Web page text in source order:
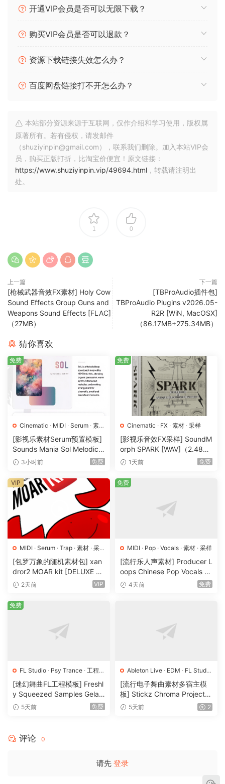
的现代陷阱音乐，这些吉他音色都能为你的作品增添一份专属
方式采样这些吉他乐句，还是将它们巧妙地叠加在你的作品
每一个乐句都蕴含着真实演奏的叙事力量——旨在你按下播放
免版税：
本产品中的所有循环乐段均为 100% 免版税，购买后即可用于
您的商业发行作品，无需支付任何隐藏费用。
请注意：此素材包包含 59 个吉他循环乐段及其对应的 177 个
• 59 个吉他循环乐段
• WAV 格式
• 每个乐段 8 小节
• 83-160 BPM
• 包含 177 个吉他分轨
• 兼容 PC/Mac
• 100% 免版税
chord you build, every melody you play, carries emotion.
But sometimes, you need that extra spark – the kind of
sound that makes a listener stop, feel, and remember your
song. That’s where ‘Elegantia’ comes in.
These Spanish guitar loops were performed with real
emotion and intention – not rushed, not generic. Every riff,
every melody was designed to make your productions feel
alive. Whether you’re producing a romantic pop record, an
these guitars add a touch of authentic beauty that makes
your music impossible to ignore.
But ‘Elegantia’ isn’t just about great sound – it’s about
creative flow. You don’t have to overthink melodies or fight
for inspiration anymore. Just drag in a loop, feel the
groove, and let your ideas evolve naturally. You’ll be
surprised how fast your creativity opens up when the right
emotion is built into the sound itself.
This collection is for the producers who care about
and connection. For those who believe music should feel
Use ‘Elegantia’ to craft tracks that resonate – not just with
your audience, but with you. Because when your sound
has soul, every listener feels it.
‘Elegantia’ captures the heart of Spanish guitar – where
Each loop was performed with soulful precision, giving you
开通VIP会员是否可以无限下载？
购买VIP会员是否可以退款？
资源下载链接失效怎么办？
百度网盘链接打不开怎么办？
本站部分资源来源于互联网，仅作介绍和学习使用，版权属
原著所有。若有侵权，请发邮件
（shuziyinpin@gmail.com），联系我们删除。加入本站VIP会
员，购买正版打折，比淘宝价便宜！原文链接：
https://www.shuziyinpin.vip/49694.html ，转载请注明出
处。
1 0
上一篇
[枪械武器音效FX素材] Holy Cow
Sound Effects Group Guns and
Weapons Sound Effects [FLAC]
（27MB）
下一篇
[TBProAudio插件包]
TBProAudio Plugins v2026.05-
R2R [WiN, MacOSX]
（86.17MB+275.34MB）
猜你喜欢
Cinematic · MIDI · Serum · 素材
· 采样·预置
[影视乐素材Serum预置模板]
Sounds Mania Sol Melodic
Deep [WAV, MiDi]（1.23G
3小时前 免费
免费
Cinematic · FX · 素材 · 采样
[影视乐音效FX采样] SoundM
orph SPARK [WAV]（2.48G
B）1天前 免费
免费
MIDI · Serum · Trap · 素材 · 采
样·预置
[包罗万象的随机素材包] xan
dror2 MOAR kit [DELUXE VE
RSION] [WAV, MiDi]（3.1G
2天前 VIP
VIP
MIDI · Pop · Vocals · 素材 · 采样
[流行乐人声素材] Producer L
oops Chinese Pop Vocals Vo
l.1 [WAV, MiDi, REX]（3.21G
4天前 免费
免费
FL Studio · Psy Trance · 工程·
素材
采样
[迷幻舞曲FL工程模板] Freshl
y Squeezed Samples Gelar
di Template Essentials Vol.1
5天前 免费
免费
Ableton Live · EDM · FL Studio
· Logic Pro ·Pop · 工程· 素材
采样
[流行电子舞曲素材多宿主模
板] Stickz Chroma Project Fi
le Expansion（2.53GB）
5天前 2
评论 0
请先 登录